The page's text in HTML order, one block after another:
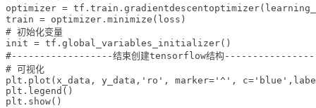
optimizer =
train = optimizer.minimize(loss)
# 初始化变量
init = tf.global_variables_initializer()
#------------------结束创建tensorflow结构
# 可视化
plt.plot(x_data, y_data,'ro', marker='^',
plt.legend()
plt.show()